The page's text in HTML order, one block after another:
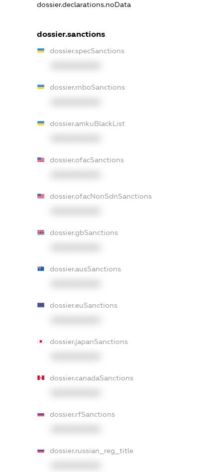
dossier.declarations.noData
dossier.sanctions
dossier.specSanctions
dossier.rnboSanctions
dossier.amkuBlackList
dossier.ofacSanctions
dossier.ofacNonSdnSanctions
dossier.gbSanctions
dossier.ausSanctions
dossier.euSanctions
dossier.japanSanctions
dossier.canadaSanctions
dossier.rfSanctions
dossier.russian_reg_title